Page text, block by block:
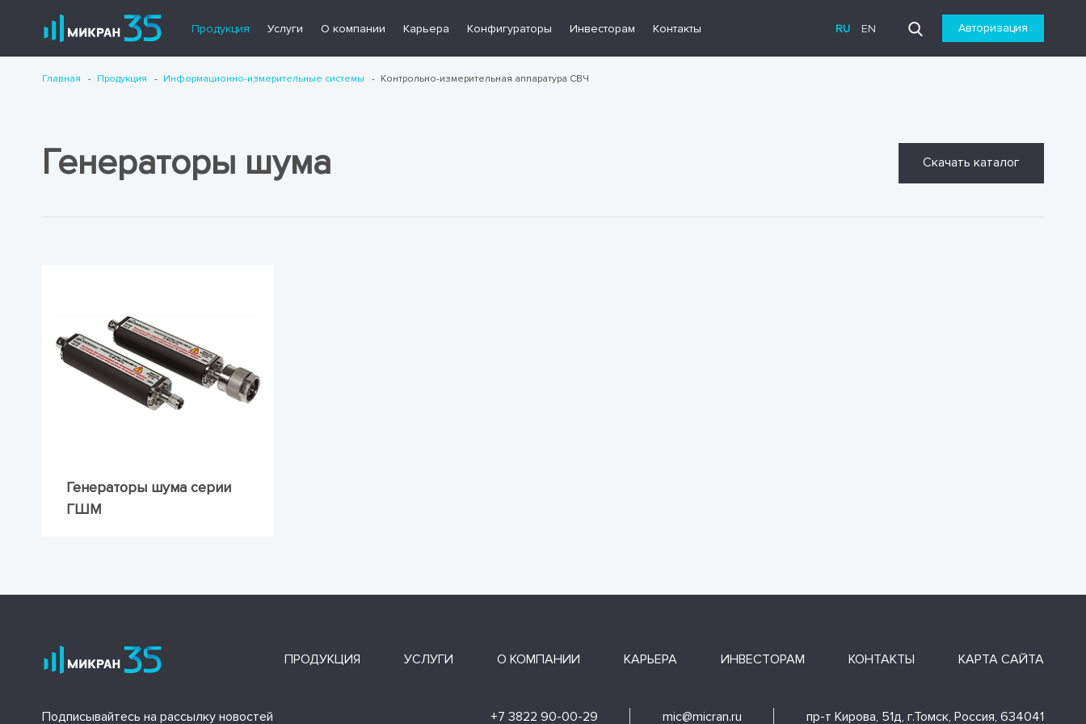
Продукция Услуги О компании Карьера Конфигураторы Инвесторам Контакты RU EN Авторизация
Главная Продукция Информационно-измерительные системы Контрольно-измерительная аппаратура СВЧ
Генераторы шума Скачать каталог
Генераторы шума серии
ГШМ
ПРОДУКЦИЯ УСЛУГИ О КОМПАНИИ КАРЬЕРА ИНВЕСТОРАМ КОНТАКТЫ КАРТА САЙТА
Подписывайтесь на рассылку новостей +7 3822 90-00-29 mic@micran.ru пр-т Кирова, 51д, г.Томск, Россия, 634041